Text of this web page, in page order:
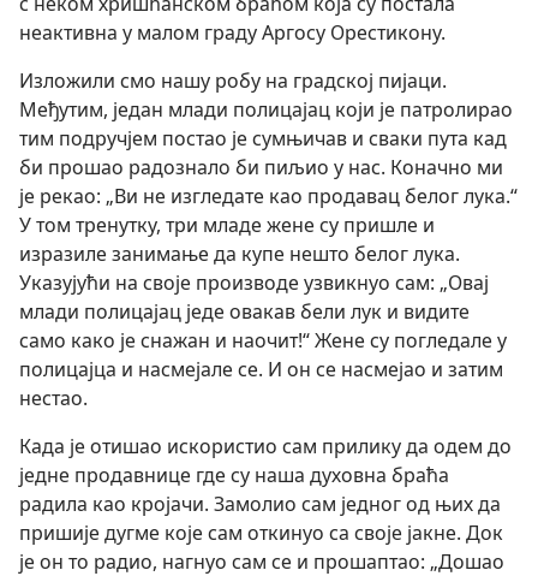
неактивна у малом граду Аргосу Орестикону.
Изложили смо нашу робу на градској пијаци.
Међутим, један млади полицајац који је патролирао
тим подручјем постао је сумњичав и сваки пута кад
би прошао радознало би пиљио у нас. Коначно ми
је рекао: „Ви не изгледате као продавац белог лука.“
У том тренутку, три младе жене су пришле и
изразиле занимање да купе нешто белог лука.
Указујући на своје производе узвикнуо сам: „Овај
млади полицајац једе овакав бели лук и видите
само како је снажан и наочит!“ Жене су погледале у
полицајца и насмејале се. И он се насмејао и затим
нестао.
Када је отишао искористио сам прилику да одем до
једне продавнице где су наша духовна браћа
радила као кројачи. Замолио сам једног од њих да
пришије дугме које сам откинуо са своје јакне. Док
је он то радио, нагнуо сам се и прошаптао: „Дошао